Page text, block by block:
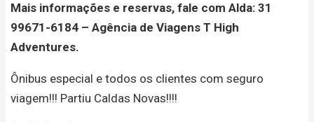
Mais informações e reservas, fale com Alda: 31
99671-6184 – Agência de Viagens T High
Adventures.
Ônibus especial e todos os clientes com seguro
viagem!!! Partiu Caldas Novas!!!!